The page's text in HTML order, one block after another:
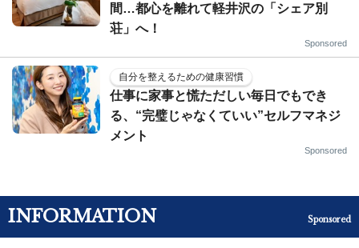
間…都心を離れて軽井沢の「シェア別
荘」へ！
Sponsored
自分を整えるための健康習慣
仕事に家事と慌ただしい毎日でもでき
る、“完璧じゃなくていい”セルフマネジ
メント
Sponsored
INFORMATION Sponsored